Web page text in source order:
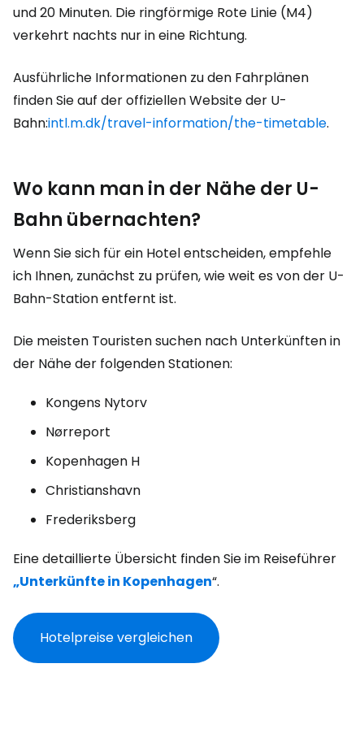
und 20 Minuten. Die ringförmige Rote Linie (M4)
verkehrt nachts nur in eine Richtung.
Ausführliche Informationen zu den Fahrplänen
finden Sie auf der offiziellen Website der U-
Bahn:intl.m.dk/travel-information/the-timetable.
Wo kann man in der Nähe der U-
Bahn übernachten?
Wenn Sie sich für ein Hotel entscheiden, empfehle
ich Ihnen, zunächst zu prüfen, wie weit es von der U-
Bahn-Station entfernt ist.
Die meisten Touristen suchen nach Unterkünften in
der Nähe der folgenden Stationen:
Kongens Nytorv
Nørreport
Kopenhagen H
Christianshavn
Frederiksberg
Eine detaillierte Übersicht finden Sie im Reiseführer
„Unterkünfte in Kopenhagen“.
Hotelpreise vergleichen